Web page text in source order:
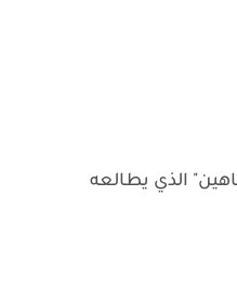
الذي يطالعه